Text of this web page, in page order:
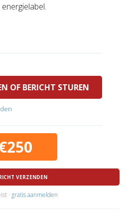
OF BERICHT STUREN
VERZENDEN
· gratis aanmelden